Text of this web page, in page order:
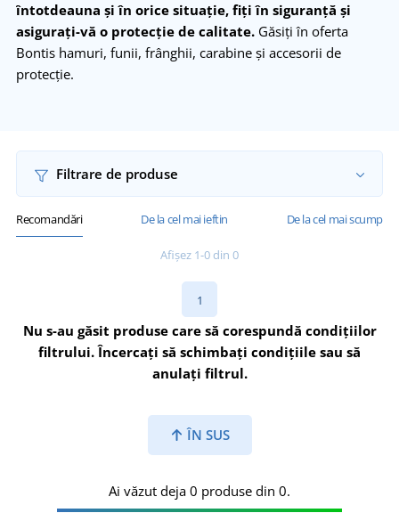
întotdeauna și în orice situație, fiți în siguranță și
asigurați-vă o protecție de calitate. Găsiți în oferta
Bontis hamuri, funii, frânghii, carabine și accesorii de
protecție.
Filtrare de produse
Recomandări De la cel mai ieftin De la cel mai scump
Afișez 1-0 din 0
1
Nu s-au găsit produse care să corespundă condițiilor
filtrului. Încercați să schimbați condițiile sau să
anulați filtrul.
ÎN SUS
Ai văzut deja 0 produse din 0.